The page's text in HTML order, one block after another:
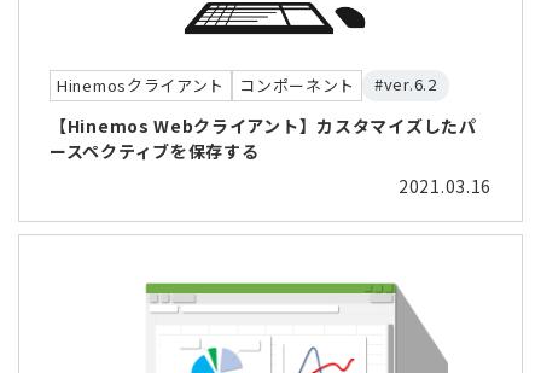
Hinemosクライアント コンポーネント #ver.6.2
【Hinemos Webクライアント】カスタマイズしたパ
ースペクティブを保存する
2021.03.16